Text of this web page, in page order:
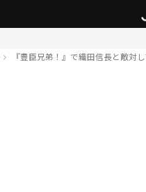
『豊臣兄弟！』で織田信長と敵対